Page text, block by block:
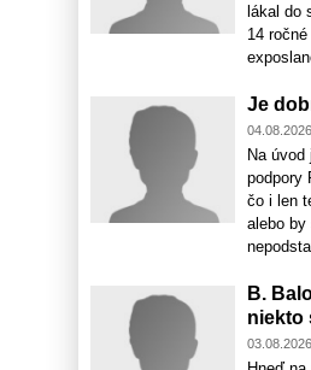
lákal do
14
Je
04.08.2026
Na
podpory
čo i len
alebo
B.
niekto
03.08.2026